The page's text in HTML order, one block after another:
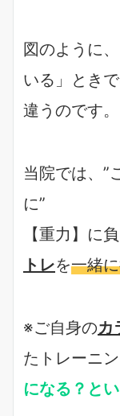
図のように
いる」とき
違うのです。
当院では、”
に”
【重力】に
トレを一緒
※ご自身のカ
たトレーニ
になる？と